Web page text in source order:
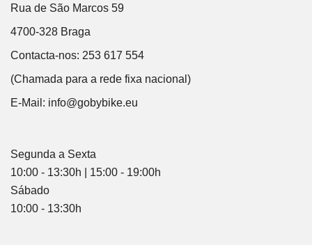
Rua de São Marcos 59
4700-328 Braga
Contacta-nos: 253 617 554
(Chamada para a rede fixa nacional)
E-Mail: info@gobybike.eu
Segunda a Sexta
10:00 - 13:30h | 15:00 - 19:00h
Sábado
10:00 - 13:30h